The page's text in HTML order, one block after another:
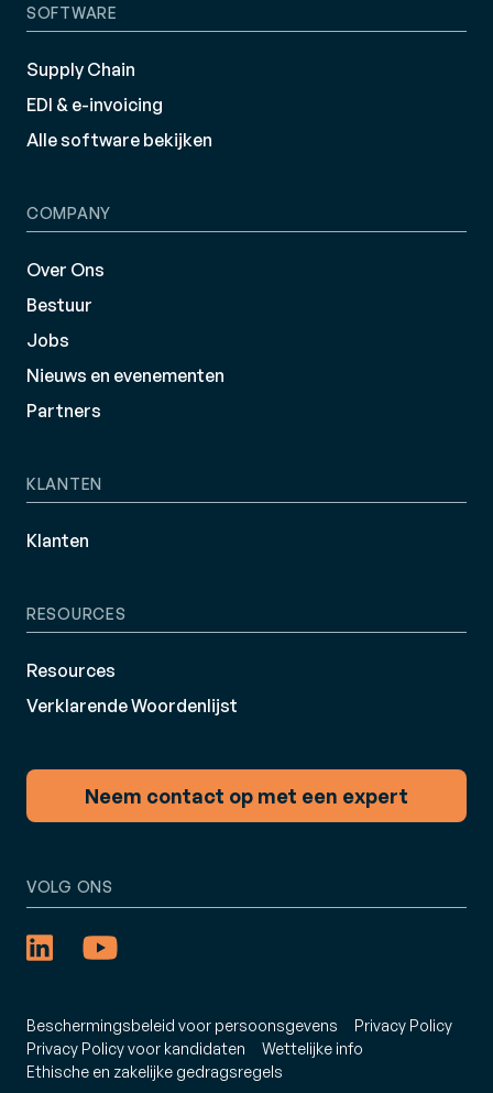
SOFTWARE
Supply Chain
EDI & e-invoicing
Alle software bekijken
COMPANY
Over Ons
Bestuur
Jobs
Nieuws en evenementen
Partners
KLANTEN
Klanten
RESOURCES
Resources
Verklarende Woordenlijst
Neem contact op met een expert
Beschermingsbeleid voor persoonsgevens
Privacy Policy
Privacy Policy voor kandidaten
Wettelijke info
Ethische en zakelijke gedragsregels
VOLG ONS